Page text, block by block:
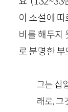
이 소설에
비를 해두지
로 분명한
그는 십
래로, 그